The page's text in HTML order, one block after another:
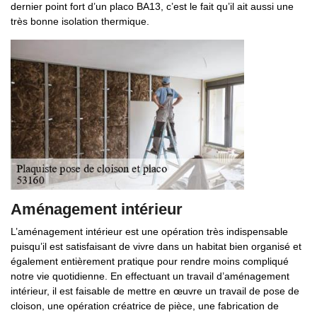
dernier point fort d’un placo BA13, c’est le fait qu’il ait aussi une
très bonne isolation thermique.
Aménagement intérieur
L’aménagement intérieur est une opération très indispensable
puisqu’il est satisfaisant de vivre dans un habitat bien organisé et
également entièrement pratique pour rendre moins compliqué
notre vie quotidienne. En effectuant un travail d’aménagement
intérieur, il est faisable de mettre en œuvre un travail de pose de
cloison, une opération créatrice de pièce, une fabrication de